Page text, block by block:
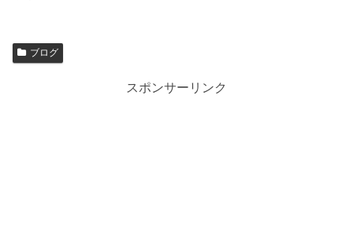
ブログ
スポンサーリンク